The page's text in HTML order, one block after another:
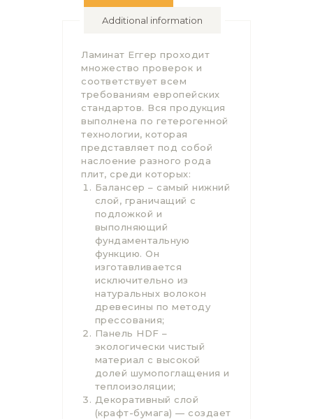
Additional information
Ламинат Еггер проходит
множество проверок и
соответствует всем
требованиям европейских
стандартов. Вся продукция
выполнена по гетерогенной
технологии, которая
представляет под собой
наслоение разного рода
плит, среди которых:
Балансер – самый нижний
слой, граничащий с
подложкой и
выполняющий
фундаментальную
функцию. Он
изготавливается
исключительно из
натуральных волокон
древесины по методу
прессования;
Панель HDF –
экологически чистый
материал с высокой
долей шумопоглащения и
теплоизоляции;
Декоративный слой
(крафт-бумага) — создает